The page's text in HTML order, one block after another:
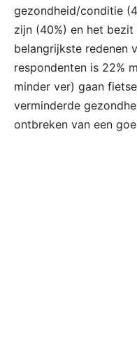
gezondheid/conditie
zijn (40%) en het
belangrijkste redenen
respondenten is 22%
minder ver) gaan
verminderde
ontbreken van een